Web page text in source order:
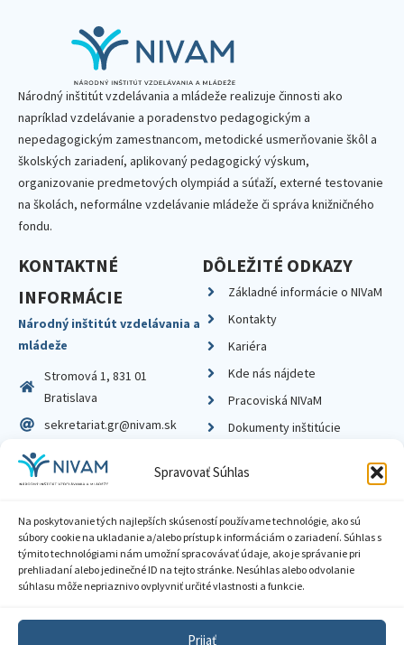
Spravovať Súhlas
Na poskytovanie tých najlepších skúseností používame technológie, ako sú
súbory cookie na ukladanie a/alebo prístup k informáciám o zariadení. Súhlas s
týmito technológiami nám umožní spracovávať údaje, ako je správanie pri
prehliadaní alebo jedinečné ID na tejto stránke. Nesúhlas alebo odvolanie
súhlasu môže nepriaznivo ovplyvniť určité vlastnosti a funkcie.
Prijať
Národný inštitút vzdelávania a mládeže realizuje činnosti ako
napríklad vzdelávanie a poradenstvo pedagogickým a
nepedagogickým zamestnancom, metodické usmerňovanie škôl a
školských zariadení, aplikovaný pedagogický výskum,
organizovanie predmetových olympiád a súťaží, externé testovanie
na školách, neformálne vzdelávanie mládeže či správa knižničného
fondu.
KONTAKTNÉ
INFORMÁCIE
Národný inštitút vzdelávania a
mládeže
Stromová 1, 831 01
Bratislava
sekretariat.gr@nivam.sk
IČO: 00164348
DIČ: 2020798714
DÔLEŽITÉ ODKAZY
Základné informácie o NIVaM
Kontakty
Kariéra
Kde nás nájdete
Pracoviská NIVaM
Dokumenty inštitúcie
Zásady ochrany súkromia